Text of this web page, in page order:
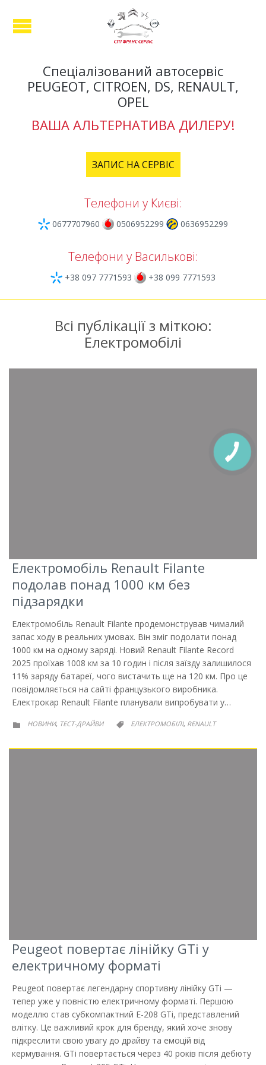
Спеціалізований автосервіс
PEUGEOT, CITROEN, DS, RENAULT,
OPEL
ВАША АЛЬТЕРНАТИВА ДИЛЕРУ!
ЗАПИС НА СЕРВІС
Телефони у Києві:
0677707960 0506952299 0636952299
Телефони у Василькові:
+38 097 7771593 +38 099 7771593
Всі публікації з міткою:
Електромобілі
Електромобіль Renault Filante
подолав понад 1000 км без
підзарядки
Електромобіль Renault Filante продемонстрував чималий
запас ходу в реальних умовах. Він зміг подолати понад
1000 км на одному заряді. Новий Renault Filante Record
2025 проїхав 1008 км за 10 годин і після заїзду залишилося
11% заряду батареї, чого вистачить ще на 120 км. Про це
повідомляється на сайті французького виробника.
Електрокар Renault Filante планували випробувати у…
 РУБРИКА
НОВИНИ, ТЕСТ-ДРАЙВИ  РУБРИКА
ЕЛЕКТРОМОБІЛІ, RENAULT
Peugeot повертає лінійку GTi у
електричному форматі
Peugeot повертає легендарну спортивну лінійку GTi —
тепер уже у повністю електричному форматі. Першою
моделлю став субкомпактний E-208 GTi, представлений
влітку. Це важливий крок для бренду, який хоче знову
підкреслити свою увагу до драйву та емоцій від
кермування. GTi повертається через 40 років після дебюту